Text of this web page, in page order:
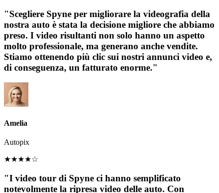
"Scegliere Spyne per migliorare la videografia della
nostra auto è stata la decisione migliore che abbiamo
preso. I video risultanti non solo hanno un aspetto
molto professionale, ma generano anche vendite.
Stiamo ottenendo più clic sui nostri annunci video e,
di conseguenza, un fatturato enorme."
Amelia
Autopix
★★★★☆
"I video tour di Spyne ci hanno semplificato
notevolmente la ripresa video delle auto. Con